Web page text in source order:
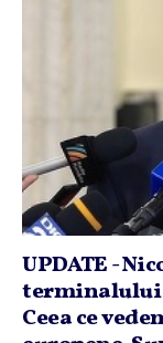
UPDATE -
terminalului
Ceea ce